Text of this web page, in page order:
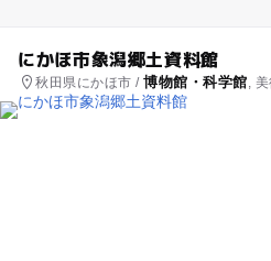
にかほ市象潟郷土資料館
秋田県にかほ市 /博物館・科学館,